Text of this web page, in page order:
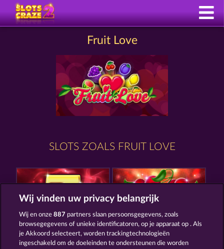
Fruit Love
SLOTS ZOALS FRUIT LOVE
ROYAL SEVEN SUPER DUPER CHERRY
Wij vinden uw privacy belangrijk
Wij en onze887 partners slaan persoonsgegevens, zoals
browsegegevens of unieke identificatoren, op je apparaat op . Als
je Akkoord selecteert, worden trackingtechnologieën
ingeschakeld om de doeleinden te ondersteunen die worden